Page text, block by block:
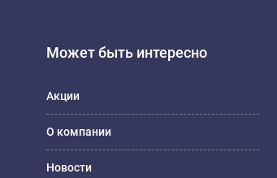
Может быть интересно
Акции
О компании
Новости